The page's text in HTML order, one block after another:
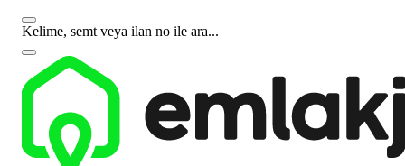
Kelime, semt veya ilan no ile ara...